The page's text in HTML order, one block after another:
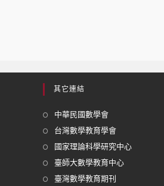
其它連結
中華民國數學會
台灣數學教育學會
國家理論科學研究中心
臺師大數學教育中心
臺灣數學教育期刊